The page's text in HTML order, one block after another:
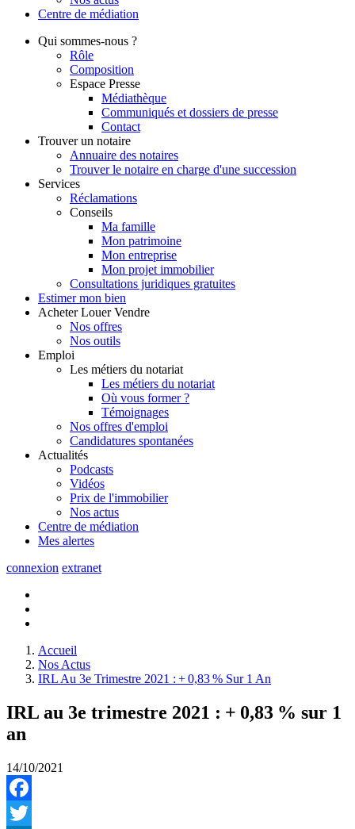
Centre de médiation
Qui sommes-nous ?
Rôle
Composition
Espace Presse
Médiathèque
Communiqués et dossiers de presse
Contact
Trouver un notaire
Annuaire des notaires
Trouver le notaire en charge d'une succession
Services
Réclamations
Conseils
Ma famille
Mon patrimoine
Mon entreprise
Mon projet immobilier
Consultations juridiques gratuites
Estimer mon bien
Acheter Louer Vendre
Nos offres
Nos outils
Emploi
Les métiers du notariat
Les métiers du notariat
Où vous former ?
Témoignages
Nos offres d'emploi
Candidatures spontanées
Actualités
Podcasts
Vidéos
Prix de l'immobilier
Nos actus
Centre de médiation
Mes alertes
connexion extranet
Accueil
Nos Actus
IRL Au 3e Trimestre 2021 : + 0,83 % Sur 1 An
IRL au 3e trimestre 2021 : + 0,83 % sur 1
an
14/10/2021
Facebook